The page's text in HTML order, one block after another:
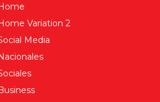
Home
Home Variation 2
Media
Nacionales
Business